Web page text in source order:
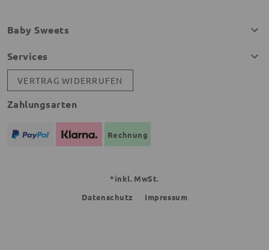
Baby Sweets
Services
VERTRAG WIDERRUFEN
Zahlungsarten
Rechnung
*inkl. MwSt.
Datenschutz
Impressum